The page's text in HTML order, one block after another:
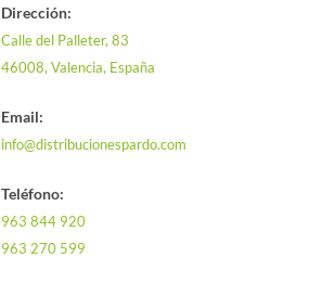
Dirección:
Calle del Palleter, 83
46008, Valencia, España
Email:
info@distribucionespardo.com
Teléfono:
963 844 920
963 270 599